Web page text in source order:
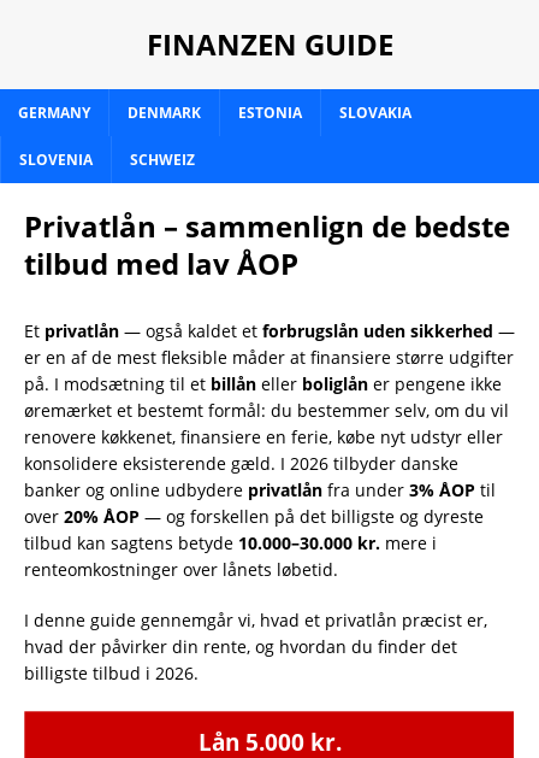
FINANZEN GUIDE
GERMANY DENMARK ESTONIA SLOVAKIA
SLOVENIA SCHWEIZ
Privatlån – sammenlign de bedste
tilbud med lav ÅOP
Et privatlån — også kaldet et forbrugslån uden sikkerhed —
er en af de mest fleksible måder at finansiere større udgifter
på. I modsætning til et billån eller boliglån er pengene ikke
øremærket et bestemt formål: du bestemmer selv, om du vil
renovere køkkenet, finansiere en ferie, købe nyt udstyr eller
konsolidere eksisterende gæld. I 2026 tilbyder danske
banker og online udbydere privatlån fra under 3% ÅOP til
over 20% ÅOP — og forskellen på det billigste og dyreste
tilbud kan sagtens betyde 10.000–30.000 kr. mere i
renteomkostninger over lånets løbetid.
I denne guide gennemgår vi, hvad et privatlån præcist er,
hvad der påvirker din rente, og hvordan du finder det
billigste tilbud i 2026.
Lån 5.000 kr.